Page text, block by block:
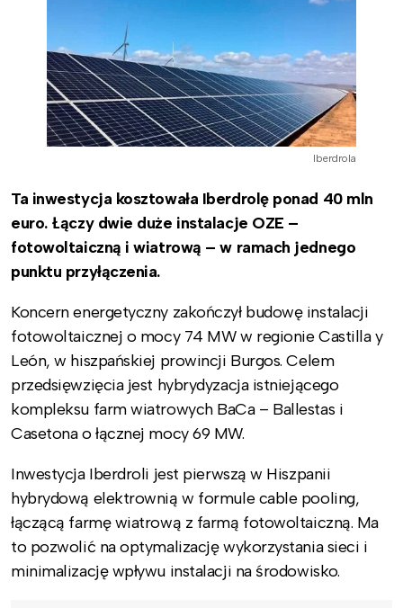
Iberdrola
Ta inwestycja kosztowała Iberdrolę ponad 40 mln
euro. Łączy dwie duże instalacje OZE –
fotowoltaiczną i wiatrową – w ramach jednego
punktu przyłączenia.
Koncern energetyczny zakończył budowę instalacji
fotowoltaicznej o mocy 74 MW w regionie Castilla y
León, w hiszpańskiej prowincji Burgos. Celem
przedsięwzięcia jest hybrydyzacja istniejącego
kompleksu farm wiatrowych BaCa – Ballestas i
Casetona o łącznej mocy 69 MW.
Inwestycja Iberdroli jest pierwszą w Hiszpanii
hybrydową elektrownią w formule cable pooling,
łączącą farmę wiatrową z farmą fotowoltaiczną. Ma
to pozwolić na optymalizację wykorzystania sieci i
minimalizację wpływu instalacji na środowisko.